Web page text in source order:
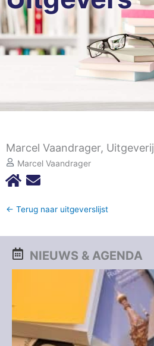
Marcel Vaandrager, Uitgeverij
Marcel Vaandrager
← Terug naar uitgeverslijst
NIEUWS & AGENDA